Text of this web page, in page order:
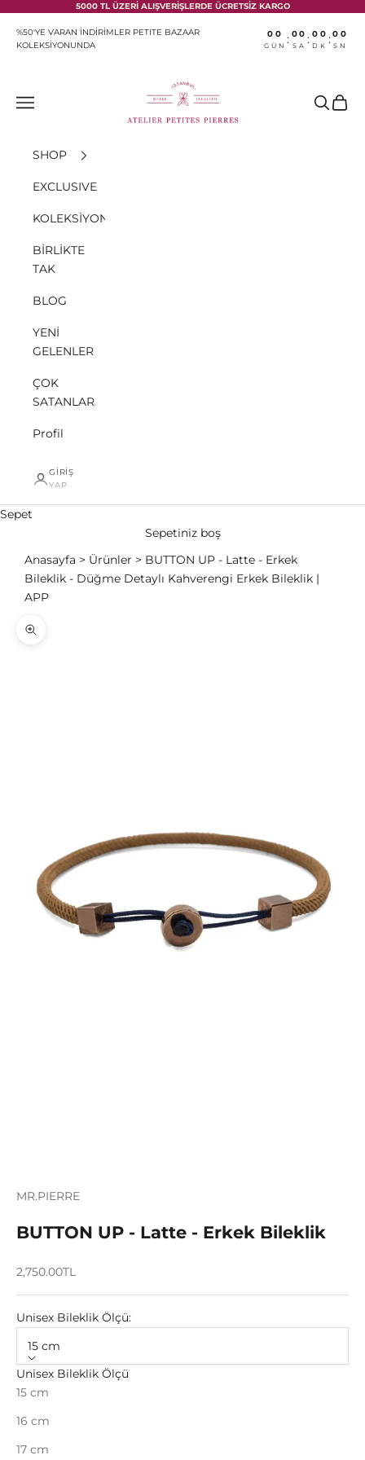
5000 TL ÜZERİ ALIŞVERİŞLERDE ÜCRETSİZ KARGO
%50'YE VARAN İNDİRİMLER PETITE BAZAAR
KOLEKSİYONUNDA
00
GÜN : 00
SA : 00
DK :00
SN
Atelier Petites Pierres
Menü
Ara Sepet
SHOP
EXCLUSIVE
KOLEKSİYONLAR
BİRLİKTE
TAK
BLOG
YENİ
GELENLER
ÇOK
SATANLAR
Profil
GIRIŞ
YAP
Sepet
Sepetiniz boş
Anasayfa
Ürünler
BUTTON UP - Latte - Erkek
Bileklik - Düğme Detaylı Kahverengi Erkek Bileklik |
APP
Yakınlaştır
MR.PIERRE
BUTTON UP - Latte - Erkek Bileklik
İndirimli fiyat
2,750.00TL
Unisex Bileklik Ölçü:
15 cm
Unisex Bileklik Ölçü
15 cm
16 cm
17 cm